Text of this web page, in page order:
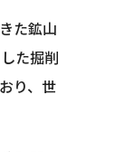
た鉱山
た掘削
り、世